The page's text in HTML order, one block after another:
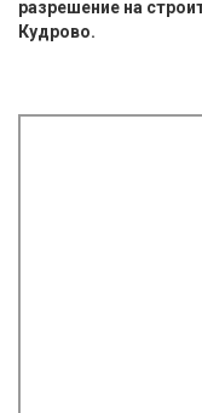
разрешение на
Кудрово.